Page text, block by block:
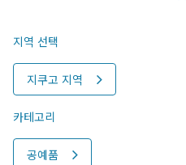
지역 선택
지쿠고 지역
카테고리
공예품